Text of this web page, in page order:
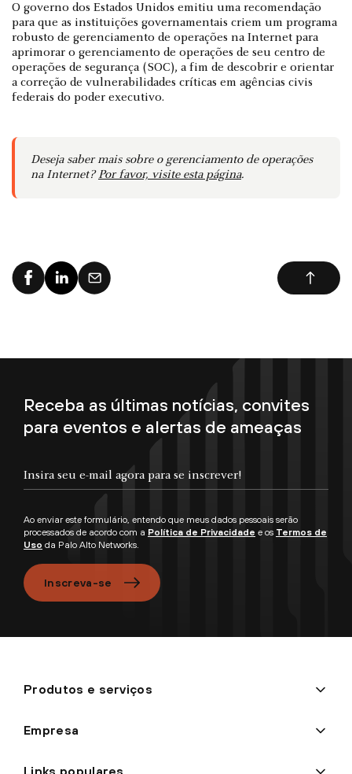
O governo dos Estados Unidos emitiu uma recomendação
para que as instituições governamentais criem um programa
robusto de gerenciamento de operações na Internet para
aprimorar o gerenciamento de operações de seu centro de
operações de segurança (SOC), a fim de descobrir e orientar
a correção de vulnerabilidades críticas em agências civis
federais do poder executivo.
Deseja saber mais sobre o gerenciamento de operações
na Internet?Por favor, visite esta página.
Receba as últimas notícias, convites
para eventos e alertas de ameaças
Ao enviar este formulário, entendo que meus dados pessoais serão
processados de acordo com a Política de Privacidade e os Termos de
Uso da Palo Alto Networks.
Inscreva-se
Produtos e serviços
Empresa